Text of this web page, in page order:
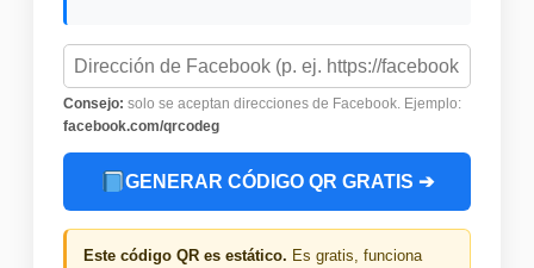
Consejo: solo se aceptan direcciones de Facebook. Ejemplo:
facebook.com/qrcodeg
GENERAR CÓDIGO QR GRATIS ➔
Este código QR es estático. Es gratis, funciona